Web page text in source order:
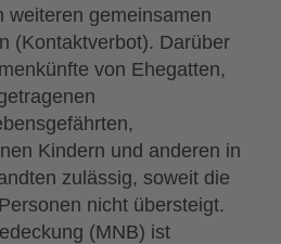
weiteren gemeinsamen
(Kontaktverbot). Darüber
von Ehegatten,
Kindern und anderen in
zulässig, soweit die
nicht übersteigt.
(MNB) ist